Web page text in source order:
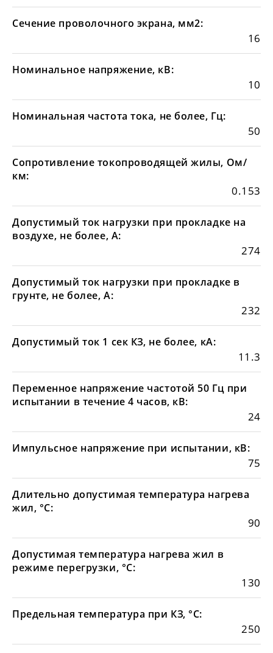
Сечение проволочного экрана, мм2:
16
Номинальное напряжение, кВ:
10
Номинальная частота тока, не более, Гц:
50
Сопротивление токопроводящей жилы, Ом/
км:
0.153
Допустимый ток нагрузки при прокладке на
воздухе, не более, А:
274
Допустимый ток нагрузки при прокладке в
грунте, не более, А:
232
Допустимый ток 1 сек КЗ, не более, кА:
11.3
Переменное напряжение частотой 50 Гц при
испытании в течение 4 часов, кВ:
24
Импульсное напряжение при испытании, кВ:
75
Длительно допустимая температура нагрева
жил, °С:
90
Допустимая температура нагрева жил в
режиме перегрузки, °С:
130
Предельная температура при КЗ, °С:
250